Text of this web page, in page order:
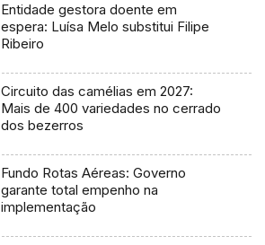
Entidade gestora doente em
espera: Luísa Melo substitui Filipe
Ribeiro
Circuito das camélias em 2027:
Mais de 400 variedades no cerrado
dos bezerros
Fundo Rotas Aéreas: Governo
garante total empenho na
implementação